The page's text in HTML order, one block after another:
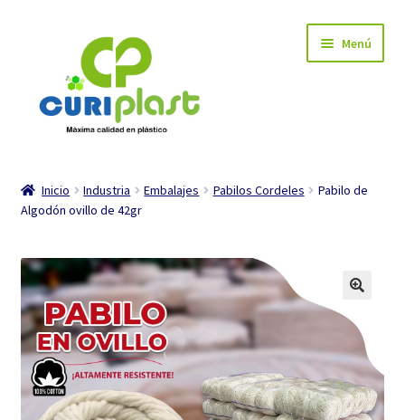
navegación
contenido
Menú
Carrito de compra
Mi cuenta
Tienda
Industria
el
menú
Hogar
Inicio Industria Embalajes Pabilos Cordeles
Pabilo de
Algodón ovillo de 42gr